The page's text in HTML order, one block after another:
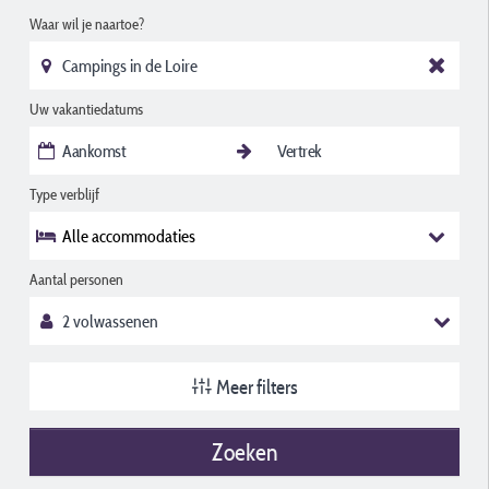
Waar wil je naartoe?
Uw vakantiedatums
Type verblijf
Alle accommodaties
Aantal personen
Zoeken
Meer filters